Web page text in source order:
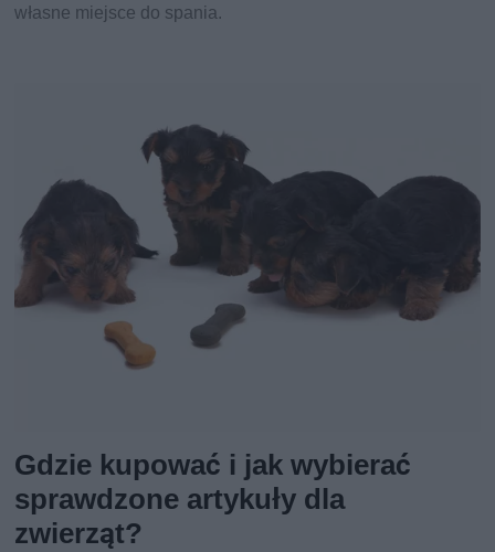
własne miejsce do spania.
Gdzie kupować i jak wybierać
sprawdzone artykuły dla
zwierząt?